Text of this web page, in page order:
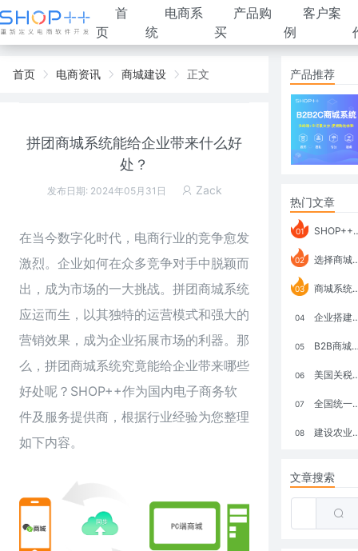
首
页
电商系
统
产品购
买
客户案
例
首页 电商资讯 商城建设 正文
拼团商城系统能给企业带来什么好
处？
发布日期: 2024年05月31日 Zack
在当今数字化时代，电商行业的竞争愈发
激烈。企业如何在众多竞争对手中脱颖而
出，成为市场的一大挑战。拼团商城系统
应运而生，以其独特的运营模式和强大的
营销效果，成为企业拓展市场的利器。那
么，拼团商城系统究竟能给企业带来哪些
好处呢？ SHOP++作为国内电子商务软
件及服务提供商，根据行业经验为您整理
如下内容。
产品推荐
热门文章
01 SHOP++ B2B2C V9.1 全新发布 新亮点
02 选择商城系统要考虑哪些问题？
03 商城系统如何打通跨境电商模式？
04 企业搭建积分商城系统要注意什么？
05 B2B商城系统搭建：开发语言、功能、优势分析
06 美国关税政策冲击全球电商格局：五大类平台受重创，转型与自救成关键
07 全国统一大市场：电商如何掘金新蓝海？
08 建设农业强国，网上商城来助力！
文章搜索